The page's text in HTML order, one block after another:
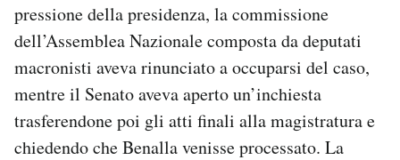
pressione della presidenza, la commissione
dell’Assemblea Nazionale composta da deputati
macronisti aveva rinunciato a occuparsi del caso,
mentre il Senato aveva aperto un’inchiesta
trasferendone poi gli atti finali alla magistratura e
chiedendo che Benalla venisse processato. La